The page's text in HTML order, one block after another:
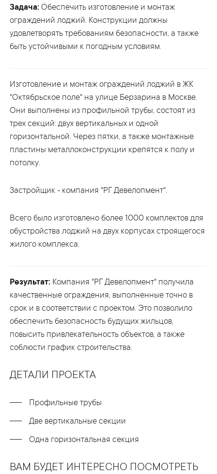
Задача: Обеспечить изготовление и монтаж
ограждений лоджий. Конструкции должны
удовлетворять требованиям безопасности, а также
быть устойчивыми к погодным условиям.
Изготовление и монтаж ограждений лоджий в ЖК
"Октябрьское поле" на улице Берзарина в Москве.
Они выполнены из профильной трубы, состоят из
трех секций: двух вертикальных и одной
горизонтальной. Через пятки, а также монтажные
пластины металлоконструкции крепятся к полу и
потолку.
Застройщик - компания "РГ Девелопмент".
Всего было изготовлено более 1000 комплектов для
обустройства лоджий на двух корпусах строящегося
жилого комплекса.
Результат: Компания "РГ Девелопмент" получила
качественные ограждения, выполненные точно в
срок и в соответствии с проектом. Это позволило
обеспечить безопасность будущих жильцов,
повысить привлекательность объектов, а также
соблюсти график строительства.
ДЕТАЛИ ПРОЕКТА
Профильные трубы
Две вертикальные секции
Одна горизонтальная секция
ВАМ БУДЕТ ИНТЕРЕСНО ПОСМОТРЕТЬ